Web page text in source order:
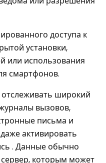
доступа к
установки,
или использования
смартфонов.
отслеживать широкий
вызовов,
письма и
активировать
. Данные обычно
которым может